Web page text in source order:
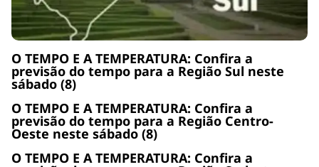
O TEMPO E A TEMPERATURA: Confira a
previsão do tempo para a Região Sul neste
sábado (8)
O TEMPO E A TEMPERATURA: Confira a
previsão do tempo para a Região Centro-
Oeste neste sábado (8)
O TEMPO E A TEMPERATURA: Confira a